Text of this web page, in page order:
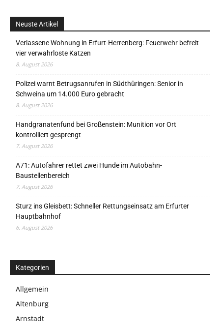
Neuste Artikel
Verlassene Wohnung in Erfurt-Herrenberg: Feuerwehr befreit
vier verwahrloste Katzen
8. August 2026
Polizei warnt Betrugsanrufen in Südthüringen: Senior in
Schweina um 14.000 Euro gebracht
8. August 2026
Handgranatenfund bei Großenstein: Munition vor Ort
kontrolliert gesprengt
7. August 2026
A71: Autofahrer rettet zwei Hunde im Autobahn-
Baustellenbereich
7. August 2026
Sturz ins Gleisbett: Schneller Rettungseinsatz am Erfurter
Hauptbahnhof
6. August 2026
Kategorien
Allgemein
Altenburg
Arnstadt